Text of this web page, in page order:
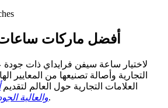
أفضل ماركات
لاختيار ساعة سيفن فرايداي ذات جودة
التجارية وأصالة تصنيعها من المعايير
العلامات التجارية حول العالم لتقديم
والعاليةلإبهار محبي الساعات.